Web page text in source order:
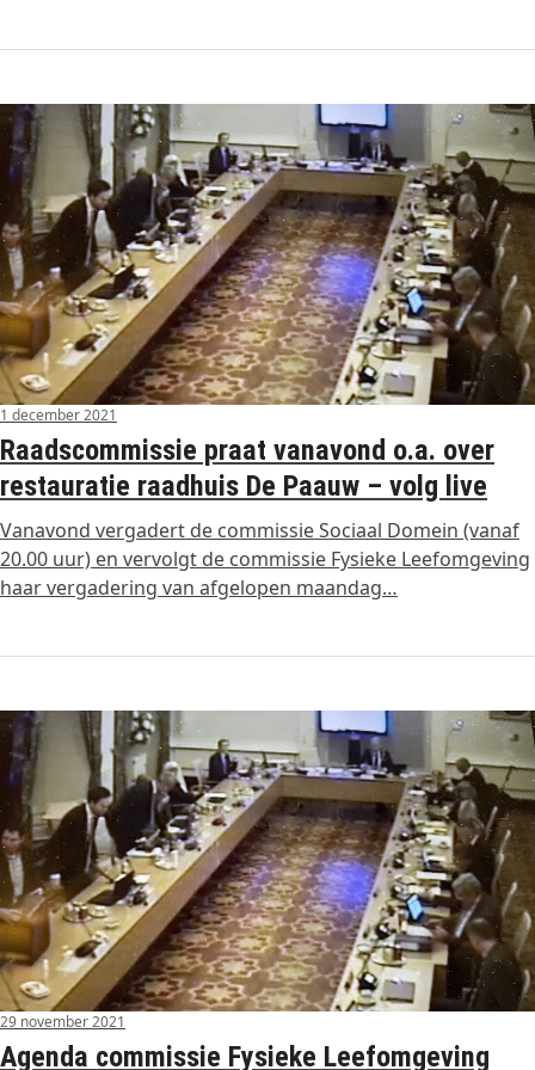
1 december 2021
Raadscommissie praat vanavond o.a. over
restauratie raadhuis De Paauw – volg live
Vanavond vergadert de commissie Sociaal Domein (vanaf
20.00 uur) en vervolgt de commissie Fysieke Leefomgeving
haar vergadering van afgelopen maandag…
29 november 2021
Agenda commissie Fysieke Leefomgeving